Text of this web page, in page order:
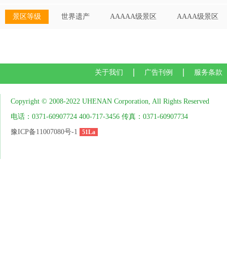
景区等级 世界遗产 AAAAA级景区 AAAA级景区
关于我们 广告刊例 服务条款
Copyright © 2008-2022 UHENAN Corporation, All Rights Reserved
电话：0371-60907724 400-717-3456 传真：0371-60907734
豫ICP备11007080号-1
51La